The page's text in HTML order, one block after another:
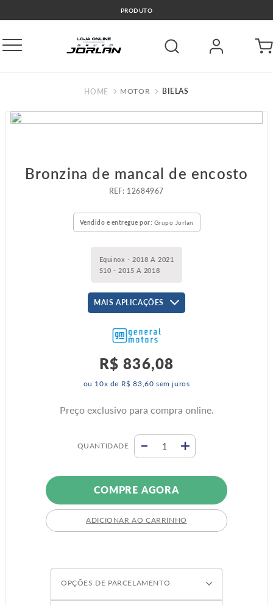
PRODUTO
MOTOR BIELAS
Bronzina de mancal de encosto
: 12684967
Vendido e entregue por: Grupo Jorlan
Equinox - 2018 A 2021
S10 - 2015 A 2018
MAIS APLICAÇÕES
R$ 836,08
ou 10x de R$ 83 ,60 sem juros
Preço exclusivo para compra online.
QUANTIDADE
COMPRE AGORA
ADICIONAR AO CARRINHO
OPÇÕES DE PARCELAMENTO